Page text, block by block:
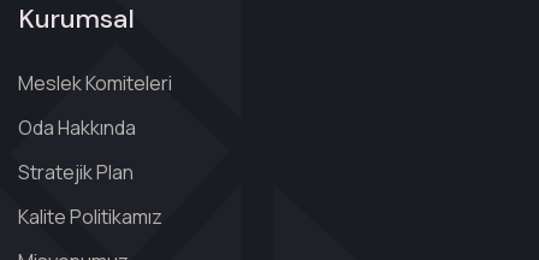
Kurumsal
Meslek Komiteleri
Oda Hakkında
Stratejik Plan
Kalite Politikamız